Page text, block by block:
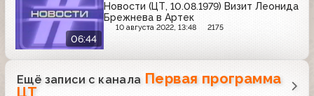
06:44
Новости (ЦТ, 10.08.1979) Визит Леонида
Брежнева в Артек
10 августа 2022, 13:48 2175
Ещё записи с канала Первая программа
ЦТ